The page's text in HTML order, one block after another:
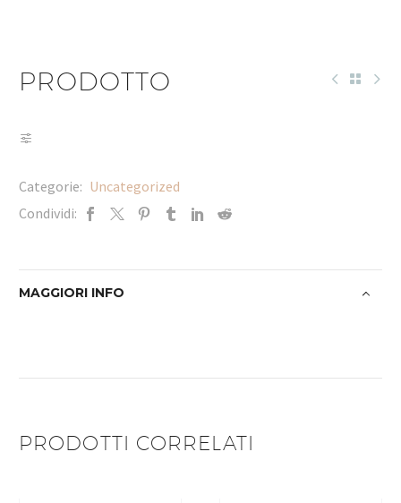
PRODOTTO
Categorie: Uncategorized
Condividi:
MAGGIORI INFO
PRODOTTI CORRELATI